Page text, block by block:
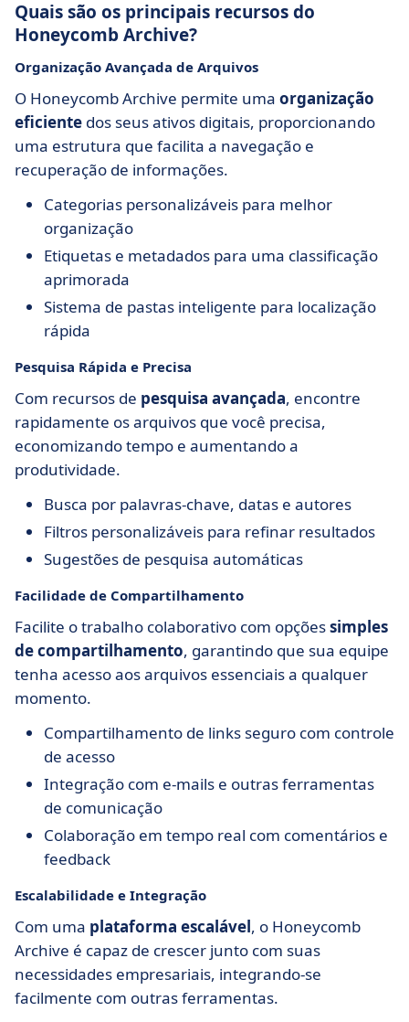
Quais são os principais recursos do
Honeycomb Archive?
Organização Avançada de Arquivos
O Honeycomb Archive permite uma organização
eficiente dos seus ativos digitais, proporcionando
uma estrutura que facilita a navegação e
recuperação de informações.
Categorias personalizáveis para melhor
organização
Etiquetas e metadados para uma classificação
aprimorada
Sistema de pastas inteligente para localização
rápida
Pesquisa Rápida e Precisa
Com recursos de pesquisa avançada, encontre
rapidamente os arquivos que você precisa,
economizando tempo e aumentando a
produtividade.
Busca por palavras-chave, datas e autores
Filtros personalizáveis para refinar resultados
Sugestões de pesquisa automáticas
Facilidade de Compartilhamento
Facilite o trabalho colaborativo com opçõessimples
de compartilhamento, garantindo que sua equipe
tenha acesso aos arquivos essenciais a qualquer
momento.
Compartilhamento de links seguro com controle
de acesso
Integração com e-mails e outras ferramentas
de comunicação
Colaboração em tempo real com comentários e
feedback
Escalabilidade e Integração
Com uma plataforma escalável, o Honeycomb
Archive é capaz de crescer junto com suas
necessidades empresariais, integrando-se
facilmente com outras ferramentas.